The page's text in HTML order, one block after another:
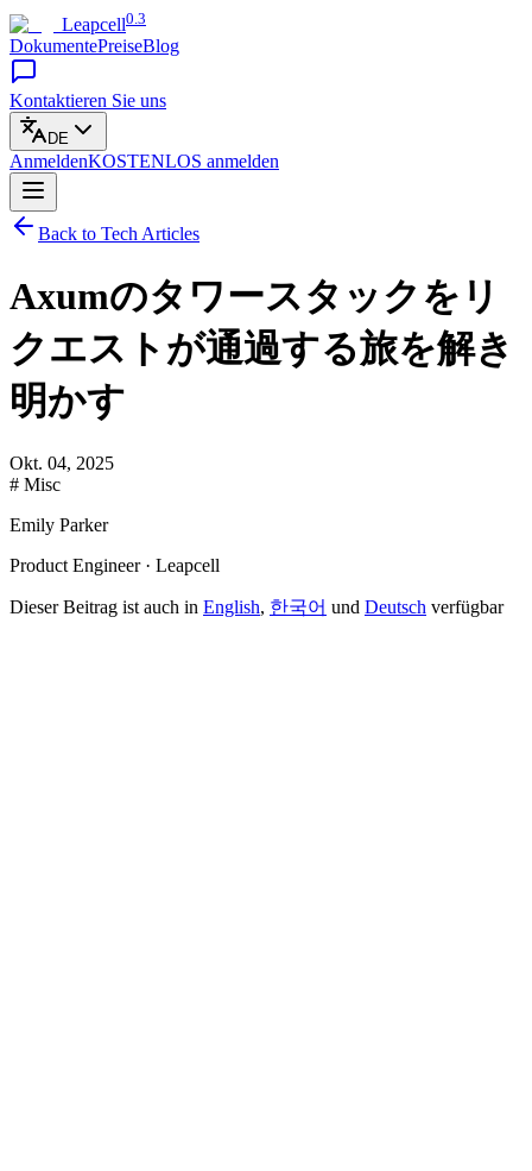
Leapcell0.3
DokumentePreiseBlog
Kontaktieren Sie uns
DE
AnmeldenKOSTENLOS anmelden
Back to Tech Articles
Axumのタワースタックをリ
クエストが通過する旅を解き
明かす
Okt. 04, 2025
# Misc
Emily Parker
Product Engineer · Leapcell
Dieser Beitrag ist auch in English, 한국어 und Deutsch verfügbar